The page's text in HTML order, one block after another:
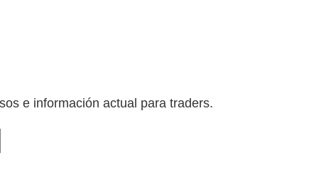
e información actual para traders.